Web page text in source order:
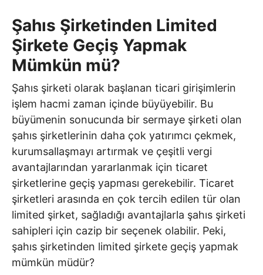
Şahıs Şirketinden Limited
Şirkete Geçiş Yapmak
Mümkün mü?
Şahıs şirketi olarak başlanan ticari girişimlerin
işlem hacmi zaman içinde büyüyebilir. Bu
büyümenin sonucunda bir sermaye şirketi olan
şahıs şirketlerinin daha çok yatırımcı çekmek,
kurumsallaşmayı artırmak ve çeşitli vergi
avantajlarından yararlanmak için ticaret
şirketlerine geçiş yapması gerekebilir. Ticaret
şirketleri arasında en çok tercih edilen tür olan
limited şirket, sağladığı avantajlarla şahıs şirketi
sahipleri için cazip bir seçenek olabilir. Peki,
şahıs şirketinden limited şirkete geçiş yapmak
mümkün müdür?